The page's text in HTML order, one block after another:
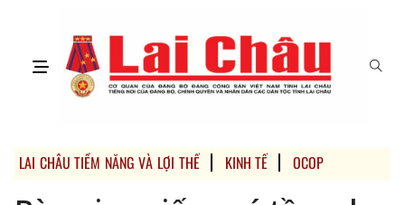
LAI CHÂU TIỀM NĂNG VÀ LỢI THẾ KINH TẾ OCOP LAI CHÂU